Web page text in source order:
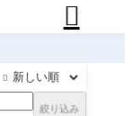


絞り込み